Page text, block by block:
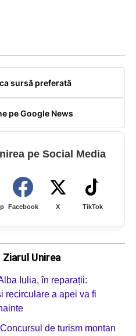
sursă preferată
pe Google News
pe Social Media
Facebook X TikTok
Unirea
Iulia, în reparații:
recirculare a apei va fi
de turism montan